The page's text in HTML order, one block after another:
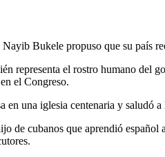
Bukele propuso que su país
representa el rostro humano del
el Congreso.
en una iglesia centenaria y saludó
de cubanos que aprendió